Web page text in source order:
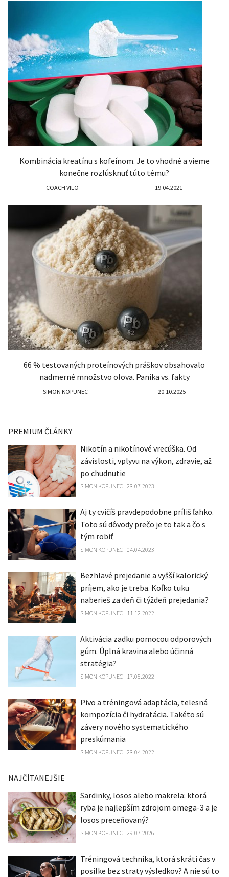
Kombinácia kreatínu s kofeínom. Je to vhodné a vieme
konečne rozlúsknuť túto tému?
COACH VILO 19.04.2021
66 % testovaných proteínových práškov obsahovalo
nadmerné množstvo olova. Panika vs. fakty
SIMON KOPUNEC 20.10.2025
PREMIUM ČLÁNKY
Nikotín a nikotínové vrecúška. Od
závislosti, vplyvu na výkon, zdravie, až
po chudnutie
SIMON KOPUNEC 28.07.2023
Aj ty cvičíš pravdepodobne príliš ľahko.
Toto sú dôvody prečo je to tak a čo s
tým robiť
SIMON KOPUNEC 04.04.2023
Bezhlavé prejedanie a vyšší kalorický
príjem, ako je treba. Koľko tuku
naberieš za deň či týždeň prejedania?
SIMON KOPUNEC 11.12.2022
Aktivácia zadku pomocou odporových
gúm. Úplná kravina alebo účinná
stratégia?
SIMON KOPUNEC 17.05.2022
Pivo a tréningová adaptácia, telesná
kompozícia či hydratácia. Takéto sú
závery nového systematického
preskúmania
SIMON KOPUNEC 28.04.2022
NAJČÍTANEJŠIE
Sardinky, losos alebo makrela: ktorá
ryba je najlepším zdrojom omega-3 a je
losos preceňovaný?
SIMON KOPUNEC 29.07.2026
Tréningová technika, ktorá skráti čas v
posilke bez straty výsledkov? A nie sú to